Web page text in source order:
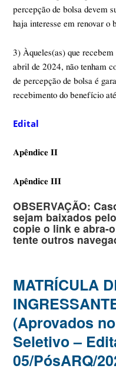
percepção de bolsadevem
haja interesse em renovar o
3) Àqueles(as) que
abril de 2024, não tenham
de percepção de bolsa é
recebimento do benefício
Edital
Apêndice II
Apêndice III
OBSERVAÇÃO:
sejam baixados
copie o link e abra-
tente outros
MATRÍCULA
(Aprovados
Seletivo –
05/PósARQ/